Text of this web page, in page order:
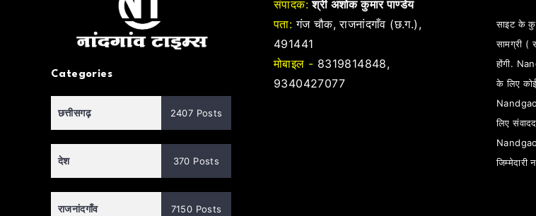
Categories
छत्तीसगढ़ 2407 Posts
देश 370 Posts
राजनांदगाँव 7150 Posts
संपादक: श्री अशोक कुमार पाण्डेय
पता: गंज चौक, राजनांदगाँव (छ.ग.),
491441
मोबाइल - 8319814848,
9340427077
साइट के
सामग्री (
होंगी.
के लिए कोई
लिए
जिम्मेदारी